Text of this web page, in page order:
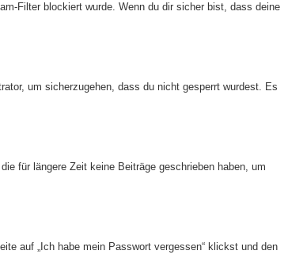
Filter blockiert wurde. Wenn du dir sicher bist, dass deine
um sicherzugehen, dass du nicht gesperrt wurdest. Es
für längere Zeit keine Beiträge geschrieben haben, um
auf „Ich habe mein Passwort vergessen“ klickst und den